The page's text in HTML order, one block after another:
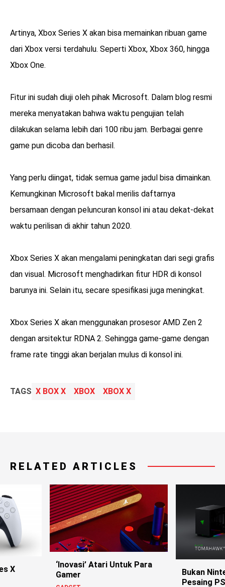
Artinya, Xbox Series X akan bisa memainkan ribuan game
dari Xbox versi terdahulu. Seperti Xbox, Xbox 360, hingga
Xbox One.
Fitur ini sudah diuji oleh pihak Microsoft. Dalam blog resmi
mereka menyatakan bahwa waktu pengujian telah
dilakukan selama lebih dari 100 ribu jam. Berbagai genre
game pun dicoba dan berhasil.
Yang perlu diingat, tidak semua game jadul bisa dimainkan.
Kemungkinan Microsoft bakal merilis daftarnya
bersamaan dengan peluncuran konsol ini atau dekat-dekat
waktu perilisan di akhir tahun 2020.
Xbox Series X akan mengalami peningkatan dari segi grafis
dan visual. Microsoft menghadirkan fitur HDR di konsol
barunya ini. Selain itu, secare spesifikasi juga meningkat.
Xbox Series X akan menggunakan prosesor AMD Zen 2
dengan arsitektur RDNA 2. Sehingga game-game dengan
frame rate tinggi akan berjalan mulus di konsol ini.
TAGS X BOX X XBOX XBOX X
RELATED ARTICLES
X
‘Inovasi’ Atari Untuk Para
Gamer
Bukan
Pesaing